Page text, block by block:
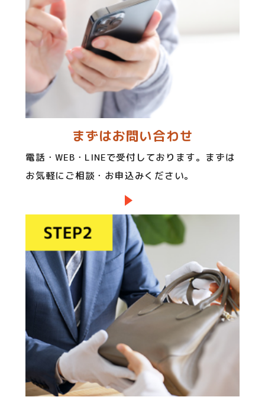
まずはお問い合わせ
電話・WEB・LINEで受付しております。まずは
お気軽にご相談・お申込みください。